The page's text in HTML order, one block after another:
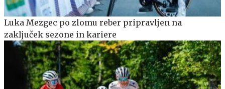
Luka Mezgec po zlomu reber pripravljen na
zaključek sezone in kariere